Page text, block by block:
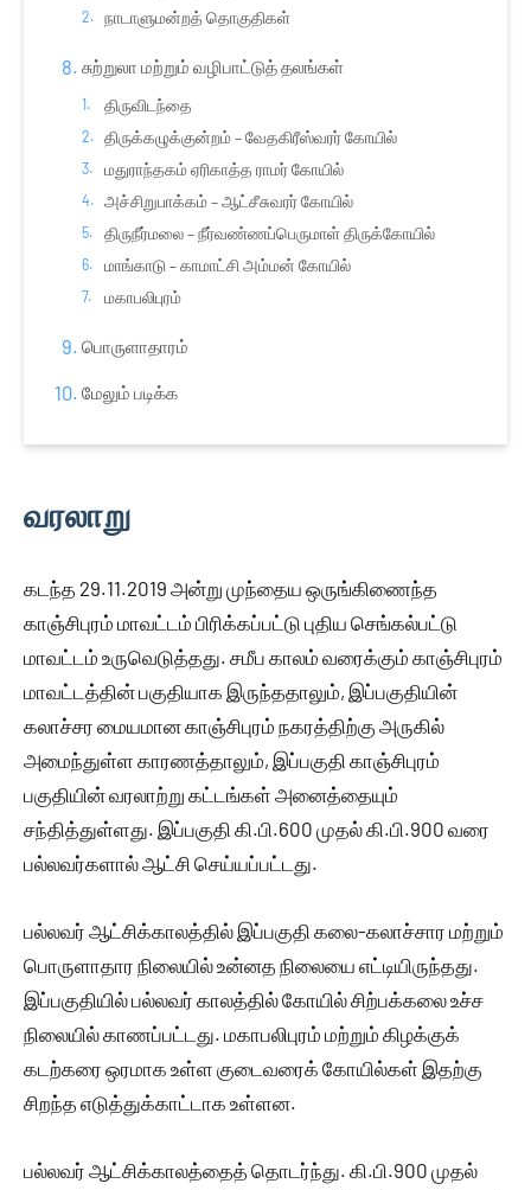
நாடாளுமன்றத் தொகுதிகள்
சுற்றுலா மற்றும் வழிபாட்டுத் தலங்கள்
திருவிடந்தை
திருக்கழுக்குன்றம் – வேதகிரீஸ்வரர் கோயில்
மதுராந்தகம் ஏரிகாத்த ராமர் கோயில்
அச்சிறுபாக்கம் – ஆட்சீசுவரர் கோயில்
திருநீர்மலை – நீர்வண்ணப்பெருமாள் திருக்கோயில்
மாங்காடு – காமாட்சி அம்மன் கோயில்
மகாபலிபுரம்
பொருளாதாரம்
மேலும் படிக்க
வரலாறு
கடந்த 29.11.2019 அன்று முந்தைய ஒருங்கிணைந்த
காஞ்சிபுரம் மாவட்டம் பிரிக்கப்பட்டு புதிய செங்கல்பட்டு
மாவட்டம் உருவெடுத்தது. சமீப காலம் வரைக்கும் காஞ்சிபுரம்
மாவட்டத்தின் பகுதியாக இருந்ததாலும், இப்பகுதியின்
கலாச்சர மையமான காஞ்சிபுரம் நகரத்திற்கு அருகில்
அமைந்துள்ள காரணத்தாலும், இப்பகுதி காஞ்சிபுரம்
பகுதியின் வரலாற்று கட்டங்கள் அனைத்தையும்
சந்தித்துள்ளது. இப்பகுதி கி.பி.600 முதல் கி.பி.900 வரை
பல்லவர்களால் ஆட்சி செய்யப்பட்டது.
பல்லவர் ஆட்சிக்காலத்தில் இப்பகுதி கலை-கலாச்சார மற்றும்
பொருளாதார நிலையில் உன்னத நிலையை எட்டியிருந்தது.
இப்பகுதியில் பல்லவர் காலத்தில் கோயில் சிற்பக்கலை உச்ச
நிலையில் காணப்பட்டது. மகாபலிபுரம் மற்றும் கிழக்குக்
கடற்கரை ஒரமாக உள்ள குடைவரைக் கோயில்கள் இதற்கு
சிறந்த எடுத்துக்காட்டாக உள்ளன.
பல்லவர் ஆட்சிக்காலத்தைத் தொடர்ந்து. கி.பி.900 முதல்